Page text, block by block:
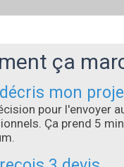
ça
mon
pour l'envoyer
Ça prend 5